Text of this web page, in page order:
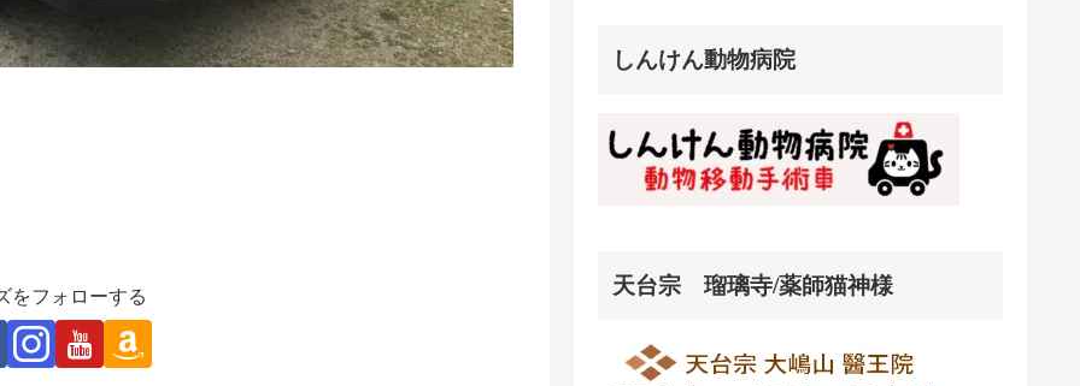
をフォローする
しんけん動物病院
天台宗 瑠璃寺/薬師猫神様